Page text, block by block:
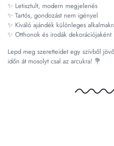
✨ Letisztult, modern megjelenés
✨ Tartós, gondozást nem igényel
✨ Kiváló ajándék különleges
✨ Otthonok és irodák dekorációjaként
Lepd meg szeretteidet egy szívből
időn át mosolyt csal az arcukra! 💐